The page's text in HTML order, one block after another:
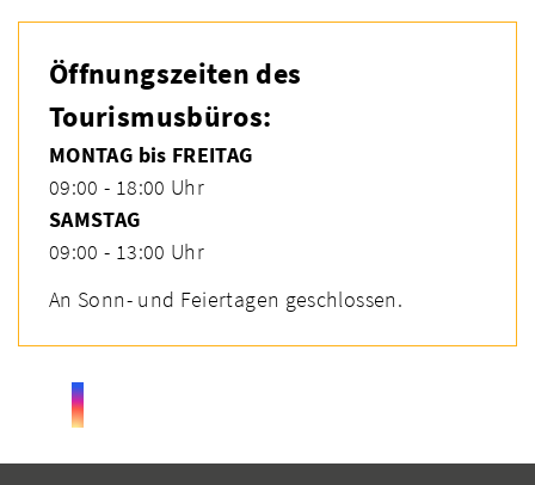
Öffnungszeiten des
Tourismusbüros:
MONTAG bis FREITAG
09:00 - 18:00 Uhr
SAMSTAG
09:00 - 13:00 Uhr
An Sonn- und Feiertagen geschlossen.